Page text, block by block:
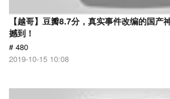
【越哥】豆瓣8.7分，真实事件改编的国产
撼到！
# 480
2019-10-15 10:08